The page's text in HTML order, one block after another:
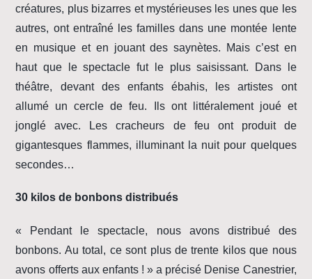
créatures, plus bizarres et mystérieuses les unes que les
autres, ont entraîné les familles dans une montée lente
en musique et en jouant des saynètes. Mais c’est en
haut que le spectacle fut le plus saisissant. Dans le
théâtre, devant des enfants ébahis, les artistes ont
allumé un cercle de feu. Ils ont littéralement joué et
jonglé avec. Les cracheurs de feu ont produit de
gigantesques flammes, illuminant la nuit pour quelques
secondes…
30 kilos de bonbons distribués
« Pendant le spectacle, nous avons distribué des
bonbons. Au total, ce sont plus de trente kilos que nous
avons offerts aux enfants ! » a précisé Denise Canestrier,